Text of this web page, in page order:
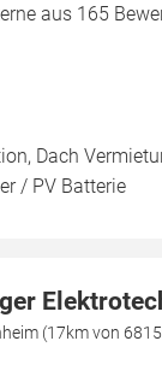
aus 165
Dach
/ PV Batterie
(17km von